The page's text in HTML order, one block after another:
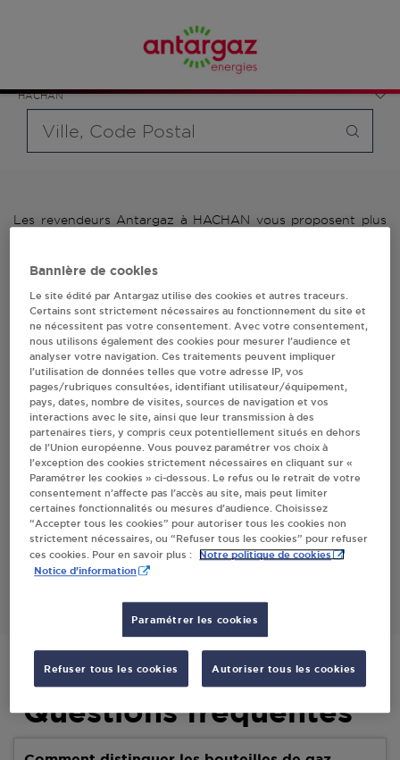
HACHAN
bouteille souhaité et le type de point de vente (revendeur /
distributeur automatique de bouteilles de gaz ou station GPL
carburant)
Les revendeurs Antargaz à HACHAN vous proposent plus
Antargaz à HACHAN, l'adresse, le numéro de téléphone de
votre stations GPL ou distributeurs de bouteilles de gaz.
1 revendeur(s) Antargaz
à HACHAN
Villes
TUJAGUE FELICIEN MR HACHAN
LAS PARCHETES
65230HACHAN
S'Y RENDRE
Questions fréquentes
Bannière de cookies
Le site édité par Antargaz utilise des cookies et autres traceurs.
Certains sont strictement nécessaires au fonctionnement du site et
ne nécessitent pas votre consentement. Avec votre consentement,
nous utilisons également des cookies pour mesurer l’audience et
analyser votre navigation. Ces traitements peuvent impliquer
l’utilisation de données telles que votre adresse IP, vos
pages/rubriques consultées, identifiant utilisateur/équipement,
pays, dates, nombre de visites, sources de navigation et vos
interactions avec le site, ainsi que leur transmission à des
partenaires tiers, y compris ceux potentiellement situés en dehors
de l’Union européenne. Vous pouvez paramétrer vos choix à
l’exception des cookies strictement nécessaires en cliquant sur «
Paramétrer les cookies » ci-dessous. Le refus ou le retrait de votre
consentement n’affecte pas l’accès au site, mais peut limiter
certaines fonctionnalités ou mesures d’audience. Choisissez
“Accepter tous les cookies” pour autoriser tous les cookies non
strictement nécessaires, ou “Refuser tous les cookies” pour refuser
ces cookies. Pour en savoir plus :
Notre politique de cookies
Notice d'information
Paramétrer les cookies
Refuser tous les cookies Autoriser tous les cookies